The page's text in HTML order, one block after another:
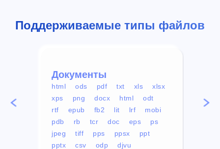
Поддерживаемые типы файлов
Документы
html ods pdf txt xls
xlsx
xps
png docx html
odt
rtf
epub fb2 lit lrf
mobi
pdb
rb tcr doc eps
ps
jpeg
tiff pps ppsx
ppt
pptx
csv odp djvu
mp4